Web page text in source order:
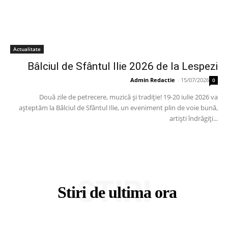
Actualitate
Bâlciul de Sfântul Ilie 2026 de la Lespezi
Admin Redactie - 15/07/2026 0
Două zile de petrecere, muzică și tradiție! 19-20 iulie 2026 va
așteptăm la Bâlciul de Sfântul Ilie, un eveniment plin de voie bună,
artiști îndrăgiți...
Stiri de ultima ora
STIRI